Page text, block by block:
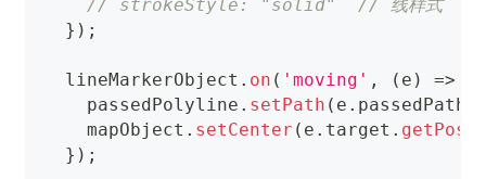
// strokeStyle: "solid"  // 线样式
} ) ;
  lineMarkerObject
. on ( 'moving' , ( e ) =>
    passedPolyline
. setPath ( e . passedPath
    mapObject
. setCenter ( e . target .
} ) ;